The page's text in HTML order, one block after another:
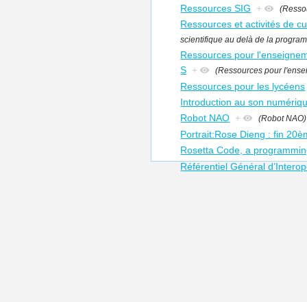
Ressources SIG +
Ressources et activités de
scientifique au delà de la
Ressources pour
S + (Ressources pour
Ressources pour les lycéens
Introduction au son
Robot NAO + (Robot NAO)
Portrait:Rose Dieng : fin
Rosetta Code, a
Référentiel Général